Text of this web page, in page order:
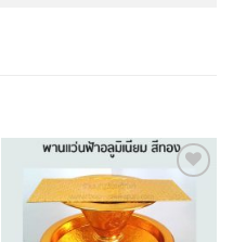
Add to